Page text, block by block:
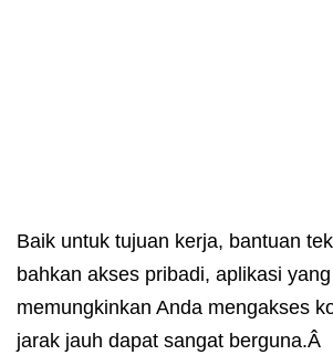
Baik untuk tujuan kerja, bantuan
bahkan akses pribadi, aplikasi yang
memungkinkan Anda mengakses
jarak jauh dapat sangat berguna.Â